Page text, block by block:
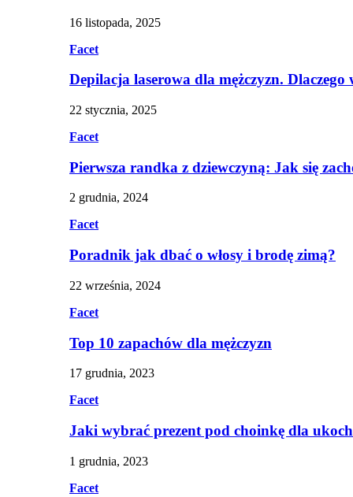
16 listopada, 2025
Facet
Depilacja laserowa dla mężczyzn. Dlaczego
22 stycznia, 2025
Facet
Pierwsza randka z dziewczyną: Jak się
2 grudnia, 2024
Facet
Poradnik jak dbać o włosy i brodę zimą?
22 września, 2024
Facet
Top 10 zapachów dla mężczyzn
17 grudnia, 2023
Facet
Jaki wybrać prezent pod choinkę dla
1 grudnia, 2023
Facet